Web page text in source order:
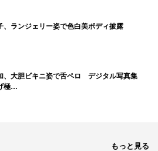
、ランジェリー姿で色白美ボディ披露
、大胆ビキニ姿で舌ペロ デジタル写真集
極…
もっと見る